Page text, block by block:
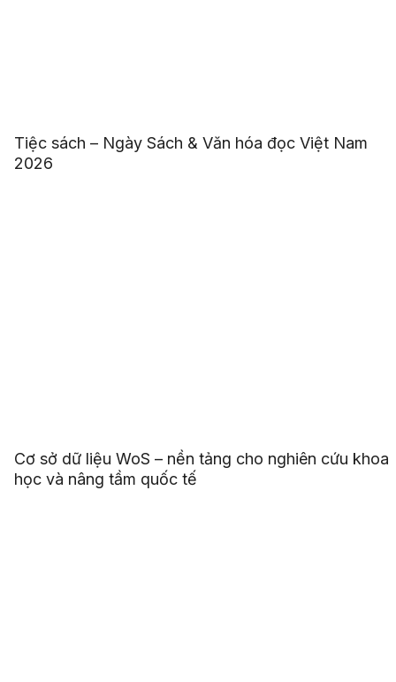
Tiệc sách – Ngày Sách & Văn hóa đọc Việt Nam
2026
Cơ sở dữ liệu WoS – nền tảng cho nghiên cứu khoa
học và nâng tầm quốc tế